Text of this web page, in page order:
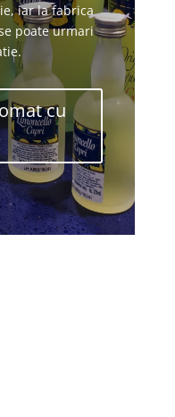
iar la fabrica
poate urmari
cu